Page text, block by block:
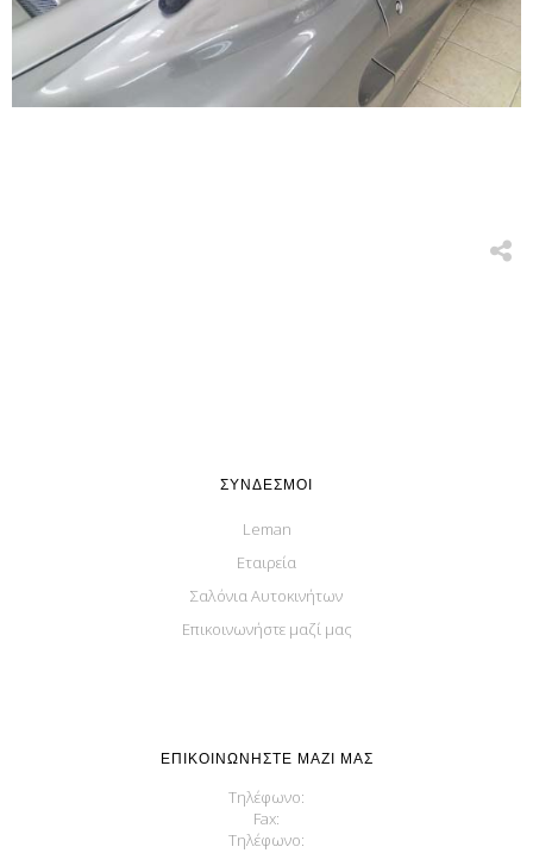
ΣΎΝΔΕΣΜΟΙ
Leman
Εταιρεία
Σαλόνια Αυτοκινήτων
Επικοινωνήστε μαζί μας
ΕΠΙΚΟΙΝΩΝΉΣΤΕ ΜΑΖΊ ΜΑΣ
Τηλέφωνο:
Fax:
Τηλέφωνο: